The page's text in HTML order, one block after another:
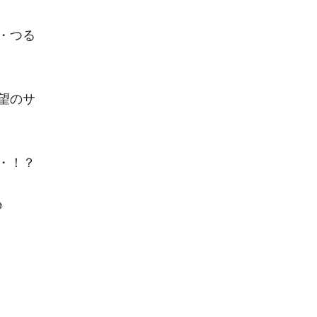
つる
のサ
！？